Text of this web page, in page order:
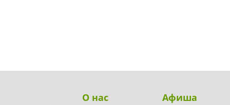
О нас Афиша